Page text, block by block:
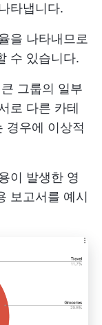
타냅니다.
을 나타내므로
수 있습니다.
그룹의 일부
로 다른 카테
경우에 이상적
이 발생한 영
보고서를 예시